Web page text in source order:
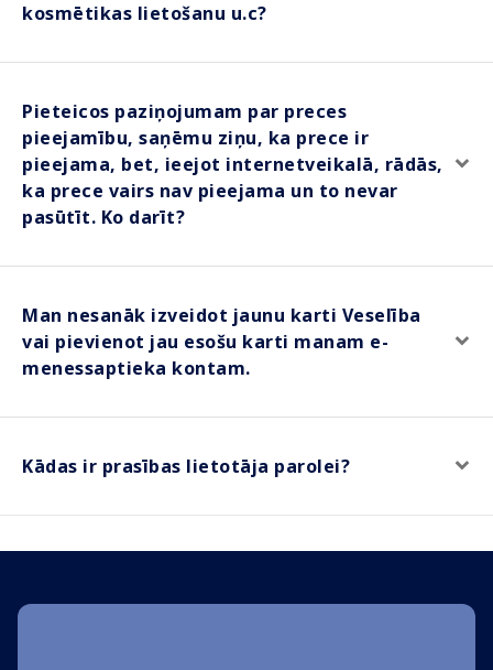
kosmētikas lietošanu u.c?
Pieteicos paziņojumam par preces
pieejamību, saņēmu ziņu, ka prece ir
pieejama, bet, ieejot internetveikalā, rādās,
ka prece vairs nav pieejama un to nevar
pasūtīt. Ko darīt?
Man nesanāk izveidot jaunu karti Veselība
vai pievienot jau esošu karti manam e-
menessaptieka kontam.
Kādas ir prasības lietotāja parolei?